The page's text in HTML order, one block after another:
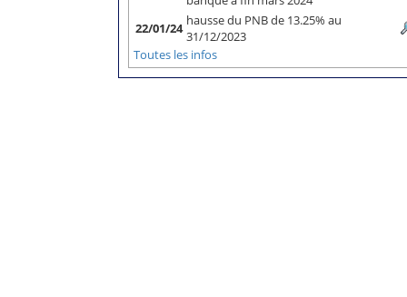
22/01/24 hausse du PNB de 13.25% au
31/12/2023
Toutes les infos